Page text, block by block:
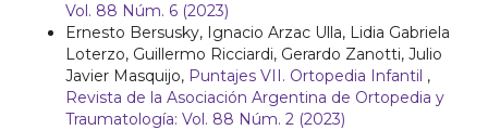
Vol. 88 Núm. 6 (2023)
Ernesto Bersusky, Ignacio Arzac Ulla, Lidia Gabriela
Loterzo, Guillermo Ricciardi, Gerardo Zanotti, Julio
Javier Masquijo, Puntajes VII. Ortopedia Infantil ,
Revista de la Asociación Argentina de Ortopedia y
Traumatología: Vol. 88 Núm. 2 (2023)